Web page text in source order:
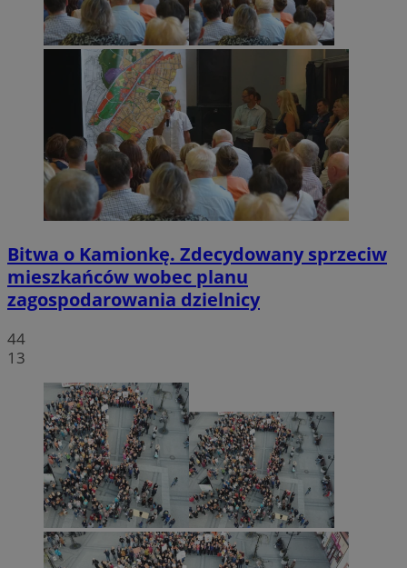
Bitwa o Kamionkę. Zdecydowany sprzeciw
mieszkańców wobec planu
zagospodarowania dzielnicy
44
13